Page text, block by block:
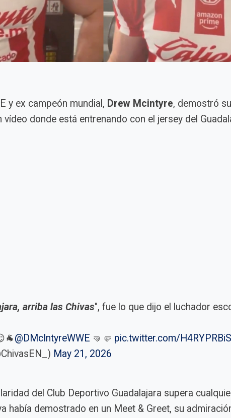
y ex campeón mundial, Drew Mcintyre, demostró
vídeo donde está entrenando con el jersey del
arriba las Chivas", fue lo que dijo el luchador
@DMcIntyreWWE 🤜🤛 pic.twitter.com/
May 21, 2026
del Club Deportivo Guadalajara supera
había demostrado en un Meet & Greet, su